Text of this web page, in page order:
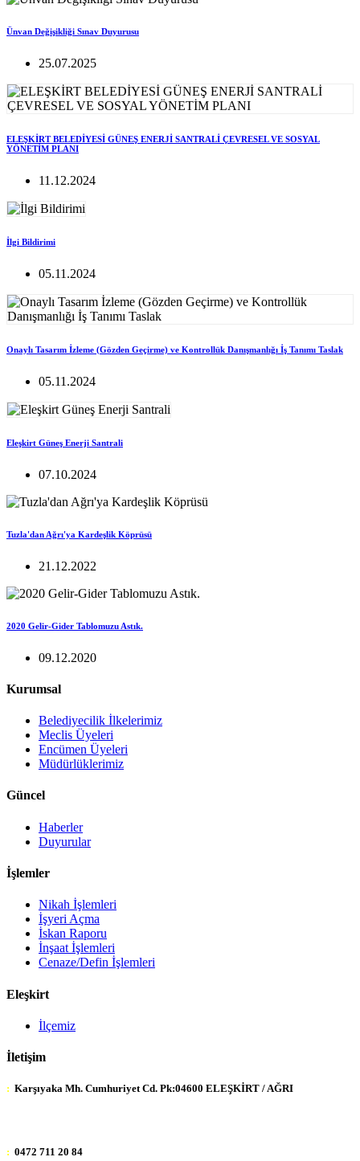
Ünvan Değişikliği Sınav Duyurusu
25.07.2025
ELEŞKİRT BELEDİYESİ GÜNEŞ ENERJİ SANTRALİ ÇEVRESEL VE SOSYAL
YÖNETİM PLANI
11.12.2024
İlgi Bildirimi
05.11.2024
Onaylı Tasarım İzleme (Gözden Geçirme) ve Kontrollük Danışmanlığı İş Tanımı Taslak
05.11.2024
Eleşkirt Güneş Enerji Santrali
07.10.2024
Tuzla'dan Ağrı'ya Kardeşlik Köprüsü
21.12.2022
2020 Gelir-Gider Tablomuzu Astık.
09.12.2020
Kurumsal
Belediyecilik İlkelerimiz
Meclis Üyeleri
Encümen Üyeleri
Müdürlüklerimiz
Güncel
Haberler
Duyurular
İşlemler
Nikah İşlemleri
İşyeri Açma
İskan Raporu
İnşaat İşlemleri
Cenaze/Defin İşlemleri
Eleşkirt
İlçemiz
İletişim
: Karşıyaka Mh. Cumhuriyet Cd. Pk:04600 ELEŞKİRT / AĞRI
: 0472 711 20 84